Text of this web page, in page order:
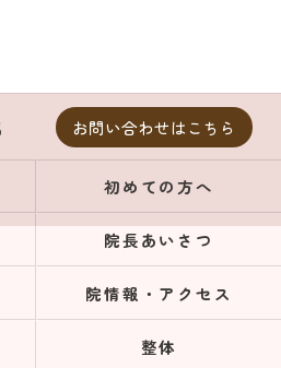
お問い合わせはこちら
初めての方へ
院長あいさつ
院情報・アクセス
整体